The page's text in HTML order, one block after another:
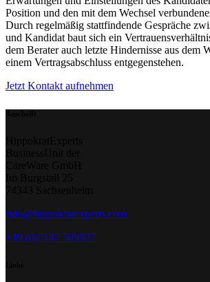
Position und den mit dem Wechsel
Durch regelmäßig stattfindende Gespräche
und Kandidat baut sich ein
dem Berater auch letzte Hindernisse aus dem
einem Vertragsabschluss entgegenstehen.
Jetzt Kontakt aufnehmen
info@hippokratexperts.com
+49 (0)7147 709927